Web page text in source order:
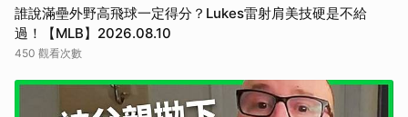
誰說滿壘外野高飛球一定得分？Lukes雷射肩美技硬是不給
過！【MLB】2026.08.10
450 觀看次數